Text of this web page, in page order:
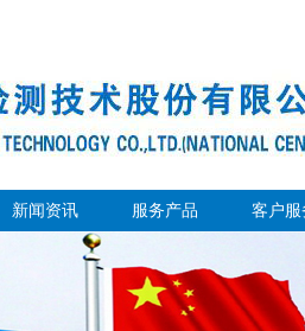
新闻资讯 服务产品 客户服